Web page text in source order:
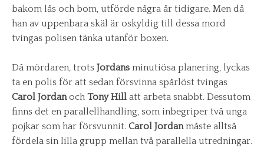
bakom lås och bom, utförde några år tidigare. Men då
han av uppenbara skäl är oskyldig till dessa mord
tvingas polisen tänka utanför boxen.
Då mördaren, trots Jordans minutiösa planering, lyckas
ta en polis för att sedan försvinna spårlöst tvingas
Carol Jordanoch Tony Hill att arbeta snabbt. Dessutom
finns det en parallellhandling, som inbegriper två unga
pojkar som har försvunnit. Carol Jordanmåste alltså
fördela sin lilla grupp mellan två parallella utredningar.